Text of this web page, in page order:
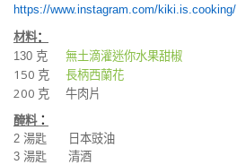
https://www.instagram.com/kiki.is.cooking/
材料：
130 克 無土滴灌迷你水果甜椒
150 克 長柄西蘭花
200 克 牛肉片
醃料：
2 湯匙
日本豉油
3 湯匙
清酒